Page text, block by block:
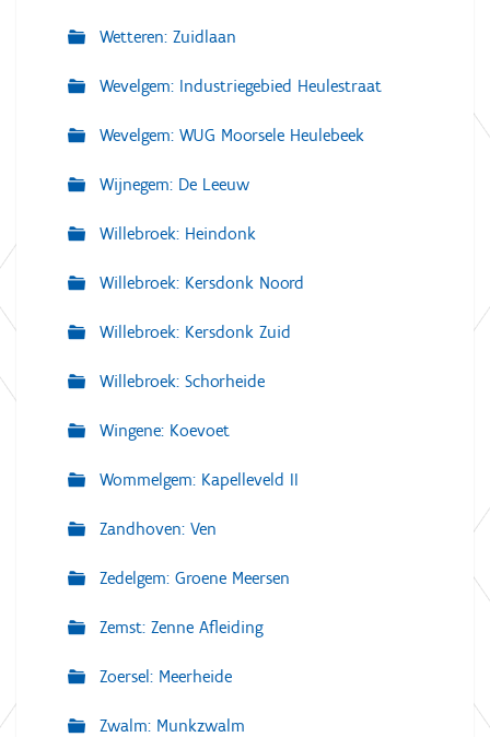
Wetteren: Zuidlaan
Wevelgem: Industriegebied Heulestraat
Wevelgem: WUG Moorsele Heulebeek
Wijnegem: De Leeuw
Willebroek: Heindonk
Willebroek: Kersdonk Noord
Willebroek: Kersdonk Zuid
Willebroek: Schorheide
Wingene: Koevoet
Wommelgem: Kapelleveld II
Zandhoven: Ven
Zedelgem: Groene Meersen
Zemst: Zenne Afleiding
Zoersel: Meerheide
Zwalm: Munkzwalm